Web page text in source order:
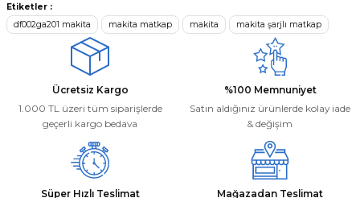
Ürün açıklamasında eksik bilgiler bulunuyor.
Ürün bilgilerinde hatalar bulunuyor.
Ürün fiyatı diğer sitelerden daha pahalı.
Bu ürüne benzer farklı alternatifler olmalı.
Deneyimini Paylaş
Etiketler :
df002ga201 makita
makita matkap makita makita şarjlı matkap
Ücretsiz Kargo
1.000 TL üzeri tüm siparişlerde
geçerli kargo bedava
%100 Memnuniyet
Satın aldığınız ürünlerde kolay iade
& değişim
Süper Hızlı Teslimat
Mağazadan Teslimat